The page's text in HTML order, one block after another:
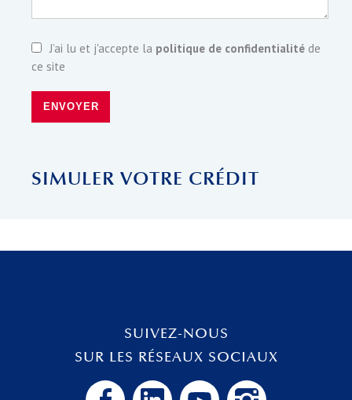
J’ai lu et j'accepte la politique de confidentialité de
ce site
ENVOYER
SIMULER VOTRE CRÉDIT
SUIVEZ-NOUS
SUR LES RÉSEAUX SOCIAUX